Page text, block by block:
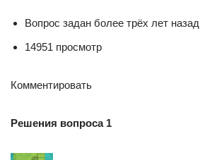
Вопрос задан более трёх лет назад
14951 просмотр
Комментировать
Решения вопроса 1